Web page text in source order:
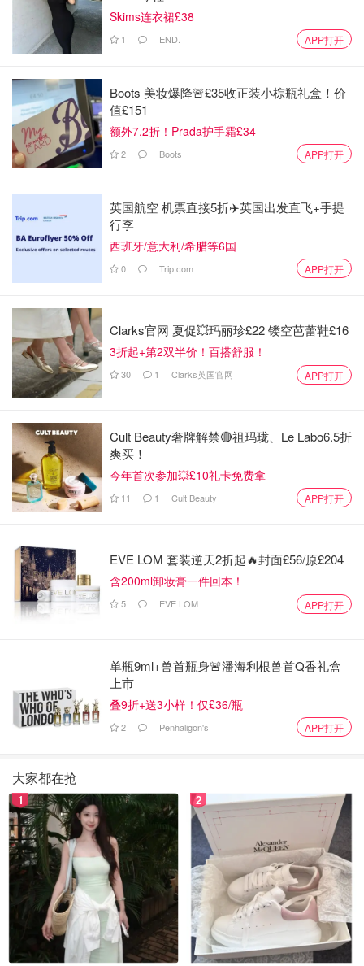
Skims连衣裙£38
1 END. APP打开
Boots 美妆爆降🚨£35收正装小棕瓶礼盒！价
值£151
额外7.2折！Prada护手霜£34
2 Boots APP打开
英国航空 机票直接5折✈️英国出发直飞+手提
行李
西班牙/意大利/希腊等6国
0 Trip.com APP打开
Clarks官网 夏促💥玛丽珍£22 镂空芭蕾鞋£16
3折起+第2双半价！百搭舒服！
30 1 Clarks英国官网 APP打开
Cult Beauty奢牌解禁🔴祖玛珑、Le Labo6.5折
爽买！
今年首次参加💥£10礼卡免费拿
11 1 Cult Beauty APP打开
EVE LOM 套装逆天2折起🔥封面£56/原£204
含200ml卸妆膏一件回本！
5 EVE LOM APP打开
单瓶9ml+兽首瓶身🚨潘海利根兽首Q香礼盒
上市
叠9折+送3小样！仅£36/瓶
2 Penhaligon's APP打开
大家都在抢
1 2